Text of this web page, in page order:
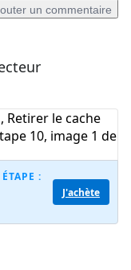
un commentaire
un commentaire
:
J'achète